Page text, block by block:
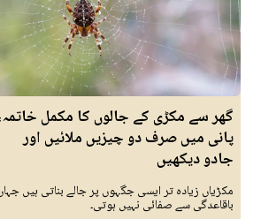
گھر سے مکڑی کے جالوں کا مکمل
پانی میں صرف دو چیزیں ملائیں اور
جادو دیکھیں
مکڑیاں زیادہ تر ایسی جگہوں پر جالے بناتی ہیں
باقاعدگی سے صفائی نہیں ہوتی۔